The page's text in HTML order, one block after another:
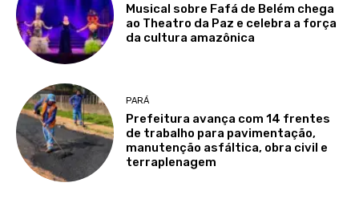
Musical sobre Fafá de Belém chega
ao Theatro da Paz e celebra a força
da cultura amazônica
PARÁ
Prefeitura avança com 14 frentes
de trabalho para pavimentação,
manutenção asfáltica, obra civil e
terraplenagem